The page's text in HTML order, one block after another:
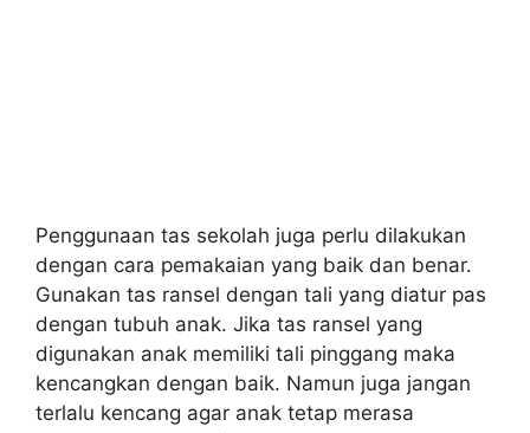
Penggunaan tas sekolah juga perlu dilakukan
dengan cara pemakaian yang baik dan benar.
Gunakan tas ransel dengan tali yang diatur pas
dengan tubuh anak. Jika tas ransel yang
digunakan anak memiliki tali pinggang maka
kencangkan dengan baik. Namun juga jangan
terlalu kencang agar anak tetap merasa